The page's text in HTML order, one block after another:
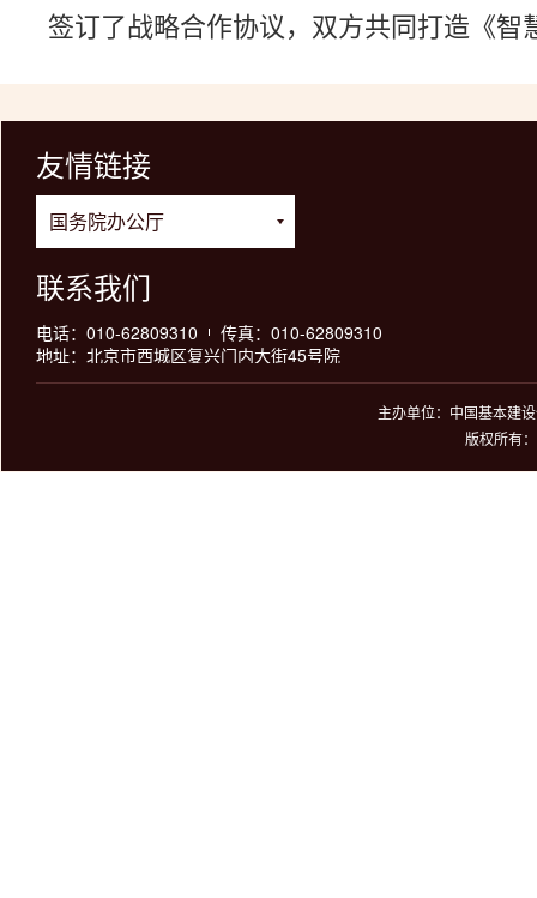
签订了战略合作协议，双方共同打造《
友情链接
联系我们
电话：010-62809310
传真：010-62809310
地址：北京市西城区复兴门内大街45号院
主办单位：中国基本建
版权所有